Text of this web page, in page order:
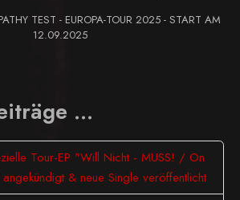
TEST - EUROPA-TOUR 2025 - START AM
12.09.2025
…
Tour-EP "Will Nicht - MUSS! / On
& neue Single veröffentlicht